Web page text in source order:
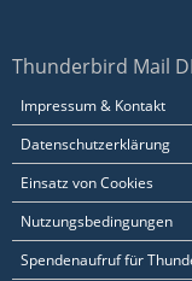
Thunderbird Mail
Impressum & Kontakt
Datenschutzerklärung
Einsatz von Cookies
Nutzungsbedingungen
Spendenaufruf für